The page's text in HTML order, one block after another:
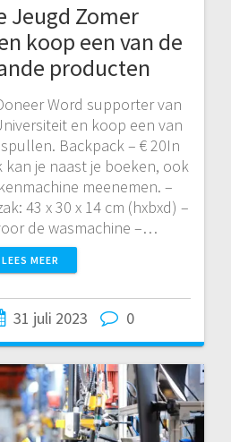
Jeugd Zomer
koop een van de
producten
Word supporter van
en koop een van
Backpack – € 20In
kan je naast je boeken, ook
meenemen. –
43 x 30 x 14 cm (hxbxd) –
de wasmachine –…
LEES MEER
31 juli 2023 0